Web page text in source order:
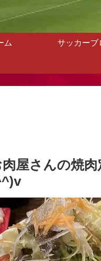
ム サッカーブ
肉屋さんの焼